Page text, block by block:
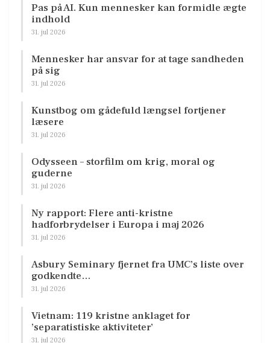
Pas på AI. Kun mennesker kan formidle ægte
indhold
31. jul 2026
Mennesker har ansvar for at tage sandheden
på sig
31. jul 2026
Kunstbog om gådefuld længsel fortjener
læsere
31. jul 2026
Odysseen – storfilm om krig, moral og
guderne
31. jul 2026
Ny rapport: Flere anti-kristne
hadforbrydelser i Europa i maj 2026
31. jul 2026
Asbury Seminary fjernet fra UMC’s liste over
godkendte…
31. jul 2026
Vietnam: 119 kristne anklaget for
’separatistiske aktiviteter’
31. jul 2026